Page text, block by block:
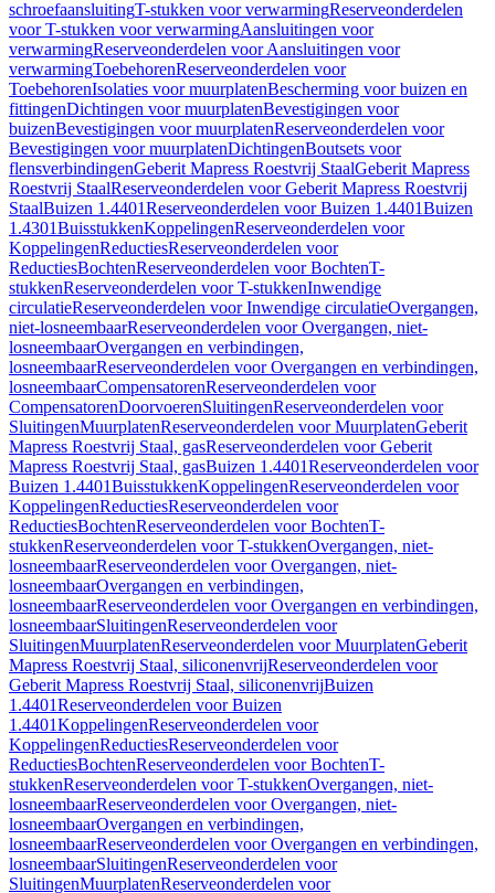
schroefaansluitingT-stukken voor verwarmingReserveonderdelen
voor T-stukken voor verwarmingAansluitingen voor
verwarmingReserveonderdelen voor Aansluitingen voor
verwarmingToebehorenReserveonderdelen voor
ToebehorenIsolaties voor muurplatenBescherming voor buizen en
fittingenDichtingen voor muurplatenBevestigingen voor
buizenBevestigingen voor muurplatenReserveonderdelen voor
Bevestigingen voor muurplatenDichtingenBoutsets voor
flensverbindingenGeberit Mapress Roestvrij StaalGeberit Mapress
Roestvrij StaalReserveonderdelen voor Geberit Mapress Roestvrij
StaalBuizen 1.4401Reserveonderdelen voor Buizen 1.4401Buizen
1.4301BuisstukkenKoppelingenReserveonderdelen voor
KoppelingenReductiesReserveonderdelen voor
ReductiesBochtenReserveonderdelen voor BochtenT-
stukkenReserveonderdelen voor T-stukkenInwendige
circulatieReserveonderdelen voor Inwendige circulatieOvergangen,
niet-losneembaarReserveonderdelen voor Overgangen, niet-
losneembaarOvergangen en verbindingen,
losneembaarReserveonderdelen voor Overgangen en verbindingen,
losneembaarCompensatorenReserveonderdelen voor
CompensatorenDoorvoerenSluitingenReserveonderdelen voor
SluitingenMuurplatenReserveonderdelen voor MuurplatenGeberit
Mapress Roestvrij Staal, gasReserveonderdelen voor Geberit
Mapress Roestvrij Staal, gasBuizen 1.4401Reserveonderdelen voor
Buizen 1.4401BuisstukkenKoppelingenReserveonderdelen voor
KoppelingenReductiesReserveonderdelen voor
ReductiesBochtenReserveonderdelen voor BochtenT-
stukkenReserveonderdelen voor T-stukkenOvergangen, niet-
losneembaarReserveonderdelen voor Overgangen, niet-
losneembaarOvergangen en verbindingen,
losneembaarReserveonderdelen voor Overgangen en verbindingen,
losneembaarSluitingenReserveonderdelen voor
SluitingenMuurplatenReserveonderdelen voor MuurplatenGeberit
Mapress Roestvrij Staal, siliconenvrijReserveonderdelen voor
Geberit Mapress Roestvrij Staal, siliconenvrijBuizen
1.4401Reserveonderdelen voor Buizen
1.4401KoppelingenReserveonderdelen voor
KoppelingenReductiesReserveonderdelen voor
ReductiesBochtenReserveonderdelen voor BochtenT-
stukkenReserveonderdelen voor T-stukkenOvergangen, niet-
losneembaarReserveonderdelen voor Overgangen, niet-
losneembaarOvergangen en verbindingen,
losneembaarReserveonderdelen voor Overgangen en verbindingen,
losneembaarSluitingenReserveonderdelen voor
SluitingenMuurplatenReserveonderdelen voor